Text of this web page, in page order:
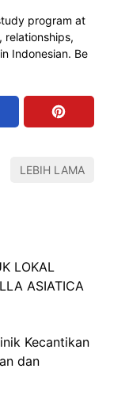
program at
relationships,
Indonesian. Be
LEBIH LAMA
ASIATICA
Kecantikan
dan